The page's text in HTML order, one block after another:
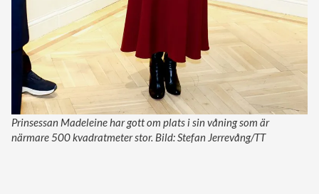
Prinsessan Madeleine har gott om plats i sin våning som är
närmare 500 kvadratmeter stor. Bild: Stefan Jerrevång/TT